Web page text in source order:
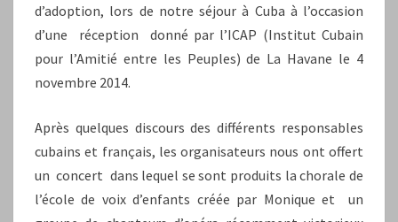
d’adoption, lors de notre séjour à Cuba à l’occasion
d’une réception donné par l’ICAP (Institut Cubain
pour l’Amitié entre les Peuples) de La Havane le 4
novembre 2014.
Après quelques discours des différents responsables
cubains et français, les organisateurs nous ont offert
un concert dans lequel se sont produits la chorale de
l’école de voix d’enfants créée par Monique et un